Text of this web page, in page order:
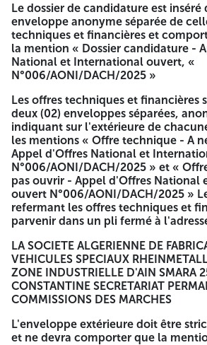
Une (01) copie d'une pièce
validité
Une (01) lettre d'accréditation
à la soumission:
Une (01) copie du registre de
La copie originale du bon de
due et du bordereau de change
sociétés étrangères
Les offres comprenant les pièces et
dans le cahier des charges devront
(03) parties
Un (01) dossier de candidature
documents requis dans le cahier
Une (01) offre technique
requis par le cahier des charges
Une (01) offre financière
requis par le cahier des charges.
Le dossier de candidature est inséré
anonyme séparée de celle des offres
financières et comportant sur
Dossier candidature - Appel d'Offres
International ouvert, « N°006/AONI/
Le dossier de candidature est inséré
enveloppe anonyme séparée de
techniques et financières et
la mention « Dossier candidature -
National et International ouvert, «
N°006/AONI/DACH/2025 »
Les offres techniques et financières
deux (02) enveloppes séparées,
indiquant sur l'extérieure de
les mentions « Offre technique - A
Appel d'Offres National et
N°006/AONI/DACH/2025 » et «
pas ouvrir - Appel d'Offres National
ouvert N°006/AONI/DACH/2025 »
refermant les offres techniques et
parvenir dans un pli fermé à
LA SOCIETE ALGERIENNE DE
VEHICULES SPECIAUX
ZONE INDUSTRIELLE D'AIN SMARA
CONSTANTINE SECRETARIAT
COMMISSIONS DES MARCHES
L'enveloppe extérieure doit être
et ne devra comporter que la